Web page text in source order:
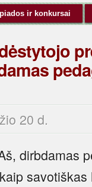
ir konkursai
20 d.
dirbdamas